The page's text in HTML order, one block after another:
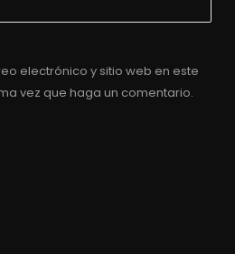
electrónico y sitio web en este
vez que haga un comentario.